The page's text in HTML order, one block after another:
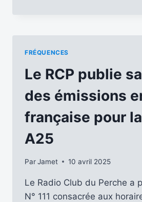
LES
ONDES
COURTES
FRÉQUENCES
Le RCP publie
des émissions
française pour
A25
ParJamet 10 avril 2025
Le Radio Club du Perche a
N° 111 consacrée aux